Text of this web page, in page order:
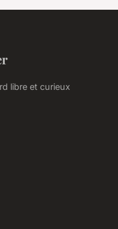
libre et curieux